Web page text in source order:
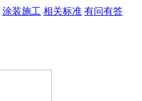
涂装施工 相关标准 有问有答